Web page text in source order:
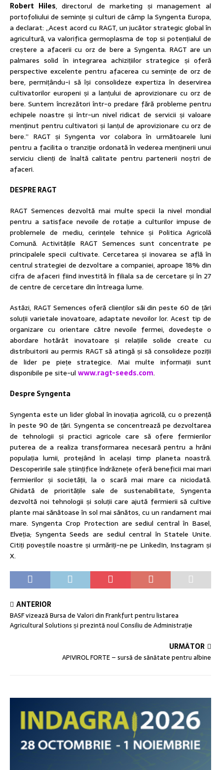
Robert Hiles, directorul de marketing și management al
portofoliului de semințe și culturi de câmp la Syngenta Europa,
a declarat: „Acest acord cu RAGT, un jucător strategic global în
agricultură, va valorifica germoplasma de top si potențialul de
creștere a afacerii cu orz de bere a Syngenta. RAGT are un
palmares solid în integrarea achizițiilor strategice și oferă
perspective excelente pentru afacerea cu semințe de orz de
bere, permițându-i să își consolideze expertiza în deservirea
cultivatorilor europeni și a lanțului de aprovizionare cu orz de
bere. Suntem încrezători într-o predare fără probleme pentru
echipele noastre și într-un nivel ridicat de servicii și valoare
menținut pentru cultivatori și lanțul de aprovizionare cu orz de
bere.” RAGT și Syngenta vor colabora în următoarele luni
pentru a facilita o tranziție ordonată în vederea menținerii unui
serviciu clienți de înaltă calitate pentru partenerii noștri de
afaceri.
DESPRE RAGT
RAGT Semences dezvoltă mai multe specii la nivel mondial
pentru a satisface nevoile de rotație a culturilor impuse de
problemele de mediu, cerințele tehnice și Politica Agricolă
Comună. Activitățile RAGT Semences sunt concentrate pe
principalele specii cultivate. Cercetarea și inovarea se află în
centrul strategiei de dezvoltare a companiei, aproape 18% din
cifra de afaceri fiind investită în filiala sa de cercetare și în 27
de centre de cercetare din întreaga lume.
Astăzi, RAGT Semences oferă clienților săi din peste 60 de țări
soluții varietale inovatoare, adaptate nevoilor lor. Acest tip de
organizare cu orientare către nevoile fermei, dovedește o
abordare hotărât inovatoare și relațiile solide create cu
distribuitorii au permis RAGT să atingă și să consolideze poziții
de lider pe piețe strategice. Mai multe informații sunt
disponibile pe site-ul www.ragt-seeds.com.
Despre Syngenta
Syngenta este un lider global în inovația agricolă, cu o prezență
în peste 90 de țări. Syngenta se concentrează pe dezvoltarea
de tehnologii și practici agricole care să ofere fermierilor
puterea de a realiza transformarea necesară pentru a hrăni
populația lumii, protejând în același timp planeta noastră.
Descoperirile sale științifice îndrăznețe oferă beneficii mai mari
fermierilor și societății, la o scară mai mare ca niciodată.
Ghidată de prioritățile sale de sustenabilitate, Syngenta
dezvoltă noi tehnologii și soluții care ajută fermierii să cultive
plante mai sănătoase în sol mai sănătos, cu un randament mai
mare. Syngenta Crop Protection are sediul central în Basel,
Elveția; Syngenta Seeds are sediul central în Statele Unite.
Citiți poveștile noastre și urmăriți-ne pe LinkedIn, Instagram și
X.
ANTERIOR
BASF vizează Bursa de Valori din Frankfurt pentru listarea
Agricultural Solutions și prezintă noul Consiliu de Administrație
URMĂTOR
APIVIROL FORTE – sursă de sănătate pentru albine